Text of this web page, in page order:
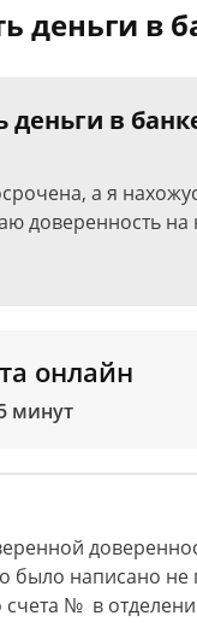
деньги в
деньги в
а я
доверенность на
онлайн
минут
было написано не
счета № в